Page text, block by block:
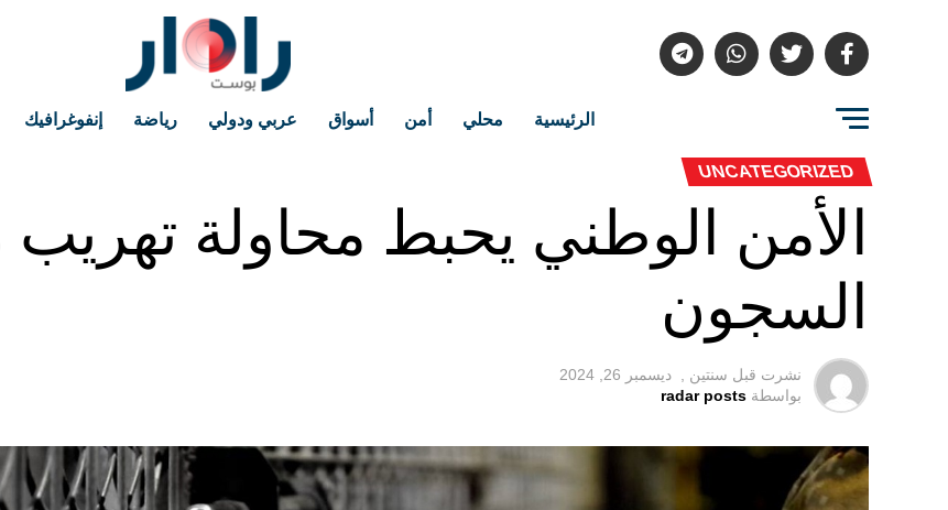
الرئيسية محلي أمن أسواق عربي ودولي رياضة إنفوغرافيك
UNCATEGORIZED
الأمن الوطني يحبط محاولة
السجون
نشرت قبل سنتين ,
ديسمبر 26, 2024
بواسطة radar posts